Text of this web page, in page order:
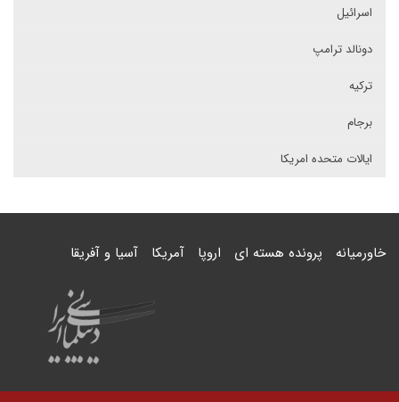
اسرائیل
دونالد ترامپ
ترکیه
برجام
ایالات متحده امریکا
خاورمیانه پرونده هسته ای اروپا آمریکا آسیا و آفریقا